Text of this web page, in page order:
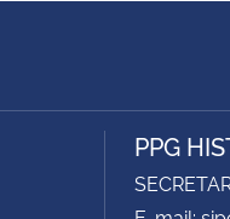
PPG